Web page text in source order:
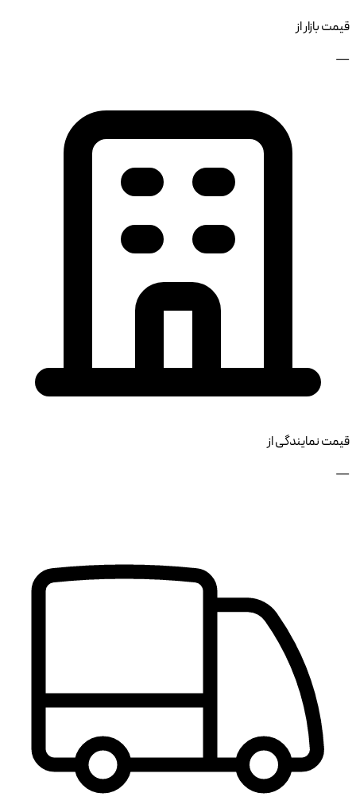
قیمت بازار از
—
قیمت نمایندگی از
—